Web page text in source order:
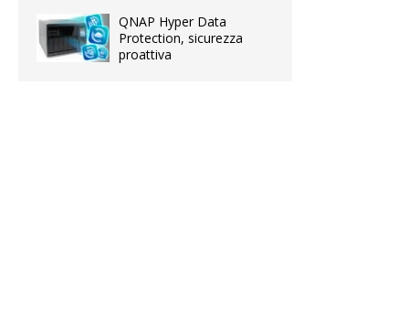
QNAP Hyper Data
Protection, sicurezza
proattiva